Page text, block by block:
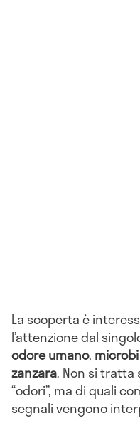
La scoperta è
l’attenzione dal
odore umano,
zanzara. Non si tratta
“odori”, ma di quali
segnali vengono